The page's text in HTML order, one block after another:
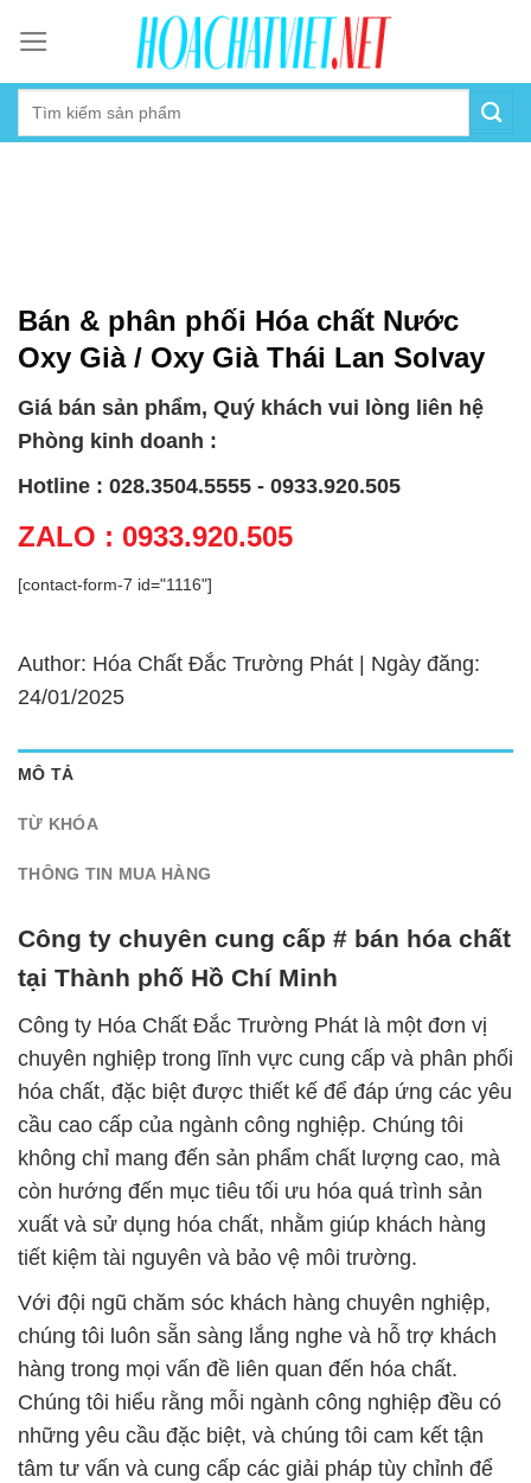
content
Bán & phân phối Hóa chất Nước
Oxy Già / Oxy Già Thái Lan Solvay
Giá bán sản phẩm, Quý khách vui lòng liên hệ
Phòng kinh doanh :
Hotline : 028.3504.5555 - 0933.920.505
ZALO : 0933.920.505
[contact-form-7 id="1116"]
Author: Hóa Chất Đắc Trường Phát | Ngày đăng:
24/01/2025
MÔ TẢ
TỪ KHÓA
THÔNG TIN MUA HÀNG
Công ty chuyên cung cấp # bán hóa chất
tại Thành phố Hồ Chí Minh
Công ty Hóa Chất Đắc Trường Phát là một đơn vị
chuyên nghiệp trong lĩnh vực cung cấp và phân phối
hóa chất, đặc biệt được thiết kế để đáp ứng các yêu
cầu cao cấp của ngành công nghiệp. Chúng tôi
không chỉ mang đến sản phẩm chất lượng cao, mà
còn hướng đến mục tiêu tối ưu hóa quá trình sản
xuất và sử dụng hóa chất, nhằm giúp khách hàng
tiết kiệm tài nguyên và bảo vệ môi trường.
Với đội ngũ chăm sóc khách hàng chuyên nghiệp,
chúng tôi luôn sẵn sàng lắng nghe và hỗ trợ khách
hàng trong mọi vấn đề liên quan đến hóa chất.
Chúng tôi hiểu rằng mỗi ngành công nghiệp đều có
những yêu cầu đặc biệt, và chúng tôi cam kết tận
tâm tư vấn và cung cấp các giải pháp tùy chỉnh để